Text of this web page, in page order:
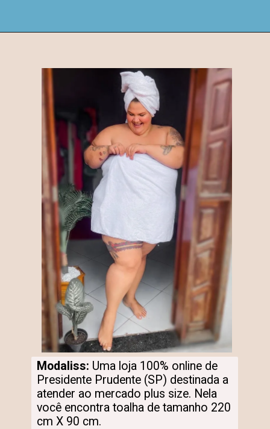
Modaliss: Uma loja 100% online de
Presidente Prudente (SP) destinada a
atender ao mercado plus size. Nela
você encontra toalha de tamanho 220
cm X 90 cm.